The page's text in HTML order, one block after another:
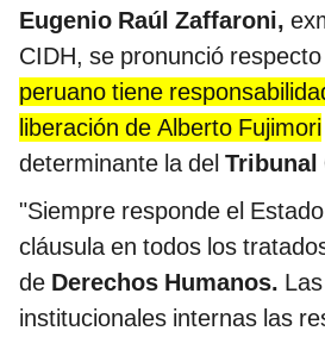
Eugenio Raúl Zaffaroni,
CIDH, se pronunció
peruano tiene
liberación de Alberto Fujimori
determinante la del
"Siempre responde el
cláusula en todos los
de Derechos Humanos.
institucionales internas las